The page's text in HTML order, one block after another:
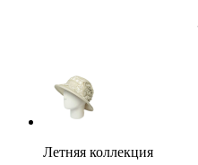
Летняя коллекция